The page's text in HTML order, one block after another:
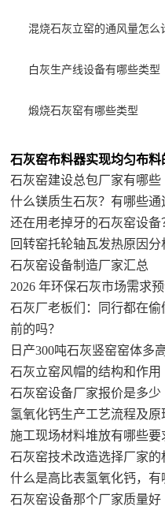
混烧石灰立窑的通风量怎么
白灰生产线设备有哪些类型
煅烧石灰窑有哪些类型
石灰窑布料器实现均匀布
石灰窑建设总包厂家有哪些
什么镁质生石灰？有哪些通
还在用老掉牙的石灰窑设
回转窑托轮轴瓦发热原因分
石灰窑设备制造厂家汇总
2026 年环保石灰市场需求
石灰厂老板们：同行都在
前的吗？
日产300吨石灰竖窑窑体多
石灰立窑风帽的结构和作用
石灰窑设备厂家报价是多少
氢氧化钙生产工艺流程及原
施工现场材料堆放有哪些要
石灰窑技术改造选择厂家的
什么是高比表氢氧化钙，有
石灰窑设备那个厂家质量好